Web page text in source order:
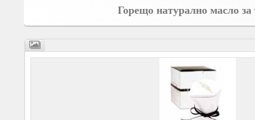
Горещо натурално масло за